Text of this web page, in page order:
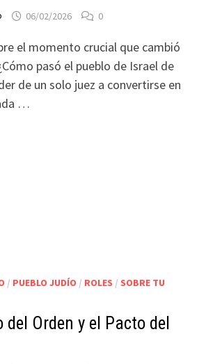
06/02/2026 0
el momento crucial que cambió
pasó el pueblo de Israel de
de un solo juez a convertirse en
…
/ PUEBLO JUDÍO / ROLES / SOBRE TU
del Orden y el Pacto del